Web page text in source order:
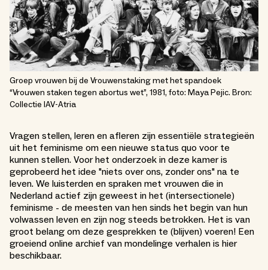
Groep vrouwen bij de Vrouwenstaking met het spandoek
“Vrouwen staken tegen abortus wet”, 1981, foto: Maya Pejic. Bron:
Collectie IAV-Atria
Vragen stellen, leren en afleren zijn essentiële strategieën
uit het feminisme om een nieuwe status quo voor te
kunnen stellen. Voor het onderzoek in deze kamer is
geprobeerd het idee "niets over ons, zonder ons" na te
leven. We luisterden en spraken met vrouwen die in
Nederland actief zijn geweest in het (intersectionele)
feminisme - de meesten van hen sinds het begin van hun
volwassen leven en zijn nog steeds betrokken. Het is van
groot belang om deze gesprekken te (blijven) voeren! Een
groeiend online archief van mondelinge verhalen is hier
beschikbaar.